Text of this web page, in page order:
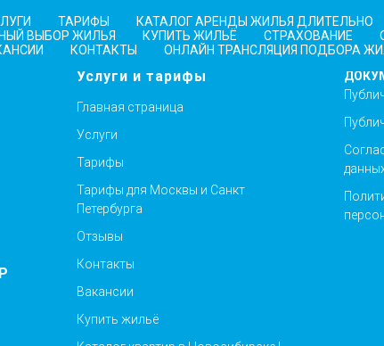
ТАРИФЫ
КАТАЛОГ АРЕНДЫ ЖИЛЬЯ ДЛИТЕЛЬНО
ВЫБОР ЖИЛЬЯ
КУПИТЬ ЖИЛЬЁ СТРАХОВАНИЕ
КОНТАКТЫ ОНЛАЙН ТРАНСЛЯЦИЯ ПОДБОРА
Услуги и тарифы
Главная страница
Услуги
Тарифы
Тарифы для Москвы и Санкт
Петербурга
Отзывы
Контакты
Вакансии
Купить жильё